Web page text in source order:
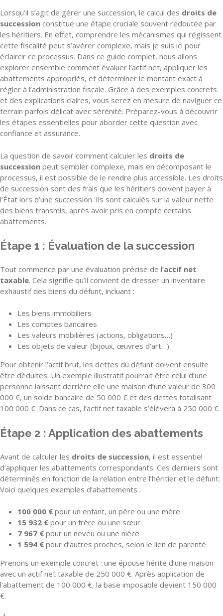
Lorsqu’il s’agit de gérer une succession, le calcul des droits de
succession constitue une étape cruciale souvent redoutée par
les héritiers. En effet, comprendre les mécanismes qui régissent
cette fiscalité peut s’avérer complexe, mais je suis ici pour
éclaircir ce processus. Dans ce guide complet, nous allons
explorer ensemble comment évaluer l’actif net, appliquer les
abattements appropriés, et déterminer le montant exact à
régler à l’administration fiscale. Grâce à des exemples concrets
et des explications claires, vous serez en mesure de naviguer ce
terrain parfois délicat avec sérénité. Préparez-vous à découvrir
les étapes essentielles pour aborder cette question avec
confiance et assurance.
La question de savoir comment calculer les droits de
succession peut sembler complexe, mais en décomposant le
processus, il est possible de le rendre plus accessible. Les droits
de succession sont des frais que les héritiers doivent payer à
l’État lors d’une succession. Ils sont calculés sur la valeur nette
des biens transmis, après avoir pris en compte certains
abattements.
Étape 1 : Évaluation de la succession
Tout commence par une évaluation précise de l’actif net
taxable. Cela signifie qu’il convient de dresser un inventaire
exhaustif des biens du défunt, incluant :
Les biens immobiliers
Les comptes bancaires
Les valeurs mobilières (actions, obligations…)
Les objets de valeur (bijoux, œuvres d’art…)
Pour obtenir l’actif brut, les dettes du défunt doivent ensuite
être déduites. Un exemple illustratif pourrait être celui d’une
personne laissant derrière elle une maison d’une valeur de 300
000 €, un solde bancaire de 50 000 € et des dettes totalisant
100 000 €. Dans ce cas, l’actif net taxable s’élèvera à 250 000 €.
Étape 2 : Application des abattements
Avant de calculer les droits de succession, il est essentiel
d’appliquer les abattements correspondants. Ces derniers sont
déterminés en fonction de la relation entre l’héritier et le défunt.
Voici quelques exemples d’abattements :
100 000 € pour un enfant, un père ou une mère
15 932 € pour un frère ou une sœur
7 967 € pour un neveu ou une nièce
1 594 € pour d’autres proches, selon le lien de parenté
Prenons un exemple concret : une épouse hérite d’une maison
avec un actif net taxable de 250 000 €. Après application de
l’abattement de 100 000 €, la base imposable devient 150 000
€.